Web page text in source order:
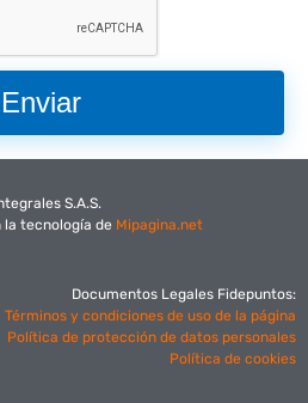
Enviar
S.A.S.
la tecnología de Mipagina.net
Documentos Legales Fidepuntos:
Términos y condiciones de uso de la página
Política de protección de datos personales
Política de cookies